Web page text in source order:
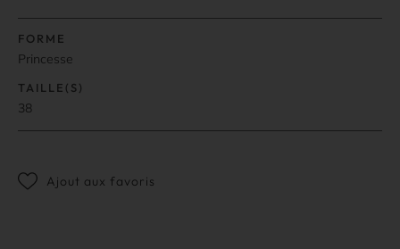
FORME
Princesse
TAILLE(S)
38
Ajout aux favoris